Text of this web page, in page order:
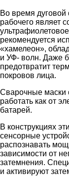
Во время дуговой
рабочего являет
рекомендуется
«хамелеон»,
и УФ- волн. Даже
предотвратит
покровов лица.
Сварочные маски
работать как от
батарей.
В конструкциях
сенсорные
распознавать
зависимости от
затемнения.
и активируют